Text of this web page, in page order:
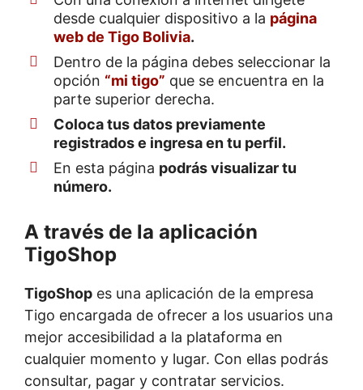
desde cualquier dispositivo a la página
web de Tigo Bolivia.
Dentro de la página debes seleccionar la
opción “mi tigo” que se encuentra en la
parte superior derecha.
Coloca tus datos previamente
registrados e ingresa en tu perfil.
En esta página podrás visualizar tu
número.
A través de la aplicación
TigoShop
TigoShop es una aplicación de la empresa
Tigo encargada de ofrecer a los usuarios una
mejor accesibilidad a la plataforma en
cualquier momento y lugar. Con ellas podrás
consultar, pagar y contratar servicios.